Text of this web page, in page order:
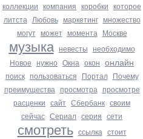
коллекции компания коробки которое
литста Любовь маркетинг множество
могут может момента Москве
музыка невесты необходимо
Новое нужно Окна окон онлайн
поиск пользоваться Портал Почему
преимущества просмотра просмотре
расценки сайт Сбербанк своим
сейчас Сериал серия сети
смотреть ссылка стоит